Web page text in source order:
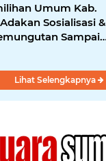
Umum Kab.
Sosialisasi &
Sampai
Lihat Selengkapnya